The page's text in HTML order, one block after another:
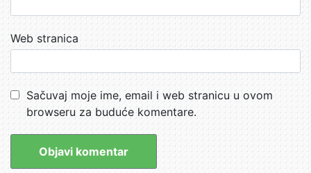
Web stranica
Sačuvaj moje ime, email i web stranicu u ovom
browseru za buduće komentare.